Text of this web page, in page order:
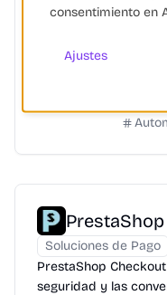
Zertify simplifica el
productos físicos en
Soluciones de Pago
PrestaShop
seguridad y las
consentimiento en
Ajustes